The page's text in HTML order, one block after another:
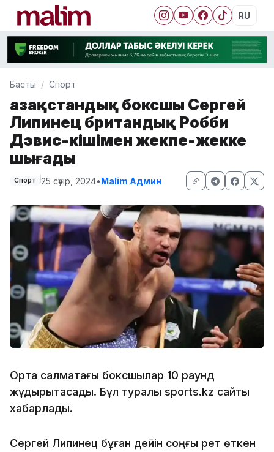
RU
Басты Спорт
Қазақстандық боксшы Сергей
Липинец британдық Робби
Дэвис-кішімен жекпе-жекке
шығады
Спорт 25 сәуір, 2024•Malim Админ
Орта салмақтағы боксшылар 10 раунд
жұдырықтасады. Бұл туралы sports.kz сайты
хабарлады.
Сергей Липинец бұған дейін соңғы рет өткен